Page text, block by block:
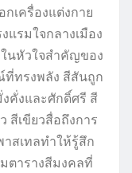
เครื่องแต่งกาย
แรมใจกลางเมือง
นหัวใจสำคัญของ
ทรงพลัง สีสันถูก
คั่งและศักดิ์ศรี สี
สีเขียวสื่อถึงการ
สเทลทำให้รู้สึก
ตารางสีมงคลที่